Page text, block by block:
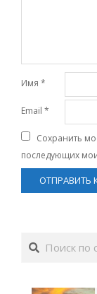
Имя *
Email *
Сохранить
последующих
Поиск